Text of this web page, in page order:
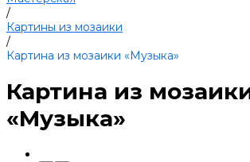
/
Картины из мозаики
/
Картина из мозаики «Музыка»
Картина из
«Музыка»